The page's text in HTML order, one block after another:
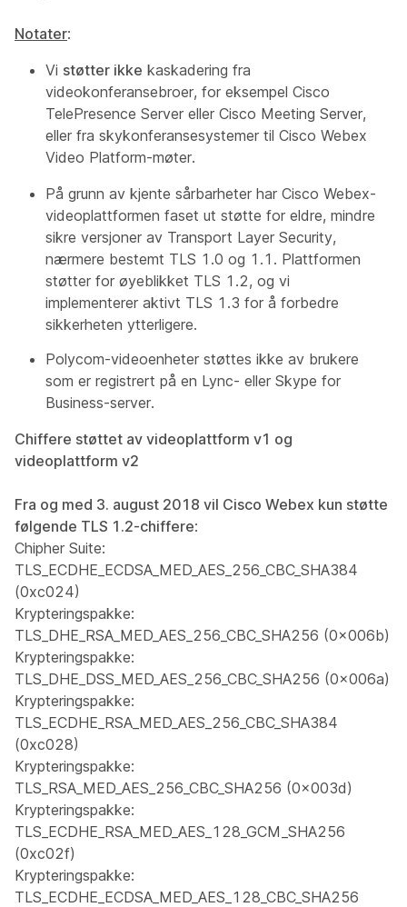
Notater:
Vi støtter ikke kaskadering fra
videokonferansebroer, for eksempel Cisco
TelePresence Server eller Cisco Meeting Server,
eller fra skykonferansesystemer til Cisco Webex
Video Platform-møter.
På grunn av kjente sårbarheter har Cisco Webex-
videoplattformen faset ut støtte for eldre, mindre
sikre versjoner av Transport Layer Security,
nærmere bestemt TLS 1.0 og 1.1. Plattformen
støtter for øyeblikket TLS 1.2, og vi
implementerer aktivt TLS 1.3 for å forbedre
sikkerheten ytterligere.
Polycom-videoenheter støttes ikke av brukere
som er registrert på en Lync- eller Skype for
Business-server.
Chiffere støttet av videoplattform v1 og
videoplattform v2
Fra og med 3. august 2018 vil Cisco Webex kun støtte
følgende TLS 1.2-chiffere:
Chipher Suite:
TLS_ECDHE_ECDSA_MED_AES_256_CBC_SHA384
(0xc024)
Krypteringspakke:
TLS_DHE_RSA_MED_AES_256_CBC_SHA256 (0x006b)
Krypteringspakke:
TLS_DHE_DSS_MED_AES_256_CBC_SHA256 (0x006a)
Krypteringspakke:
TLS_ECDHE_RSA_MED_AES_256_CBC_SHA384
(0xc028)
Krypteringspakke:
TLS_RSA_MED_AES_256_CBC_SHA256 (0x003d)
Krypteringspakke:
TLS_ECDHE_RSA_MED_AES_128_GCM_SHA256
(0xc02f)
Krypteringspakke:
TLS_ECDHE_ECDSA_MED_AES_128_CBC_SHA256